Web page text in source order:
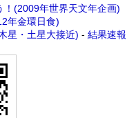
(2009年世界天文年企画)
年金環日食)
星・土星大接近) - 結果速報